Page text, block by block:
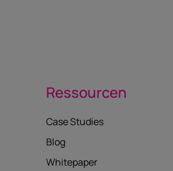
Ressourcen
Case Studies
Blog
Whitepaper